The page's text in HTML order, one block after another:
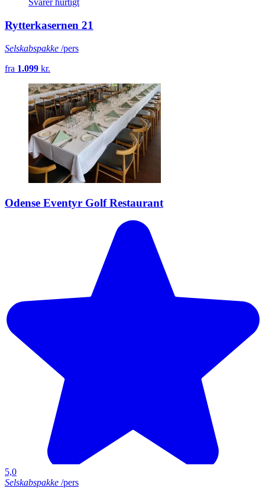
Svarer hurtigt
Rytterkasernen 21
Selskabspakke /pers
fra 1.099 kr.
Odense Eventyr Golf Restaurant
5,0
Selskabspakke /pers